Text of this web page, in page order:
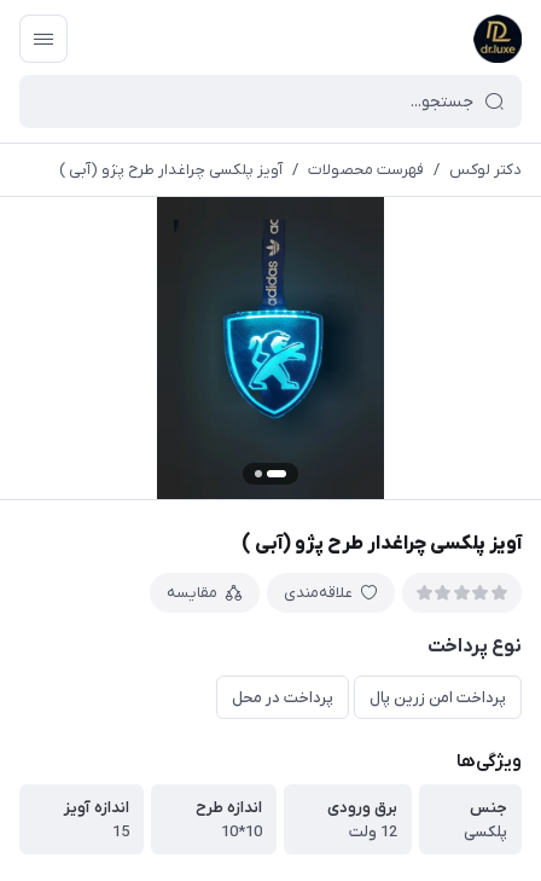
دکتر لوکس / فهرست محصولات / آویز پلکسی چراغدار طرح پژو (آبی )
آویز پلکسی چراغدار طرح پژو (آبی )
علاقه‌مندی مقایسه
نوع پرداخت
پرداخت امن زرین پال پرداخت در محل
ویژگی‌ها
جنس
پلکسی
برق ورودی
12 ولت
اندازه طرح
10*10
اندازه آویز
15